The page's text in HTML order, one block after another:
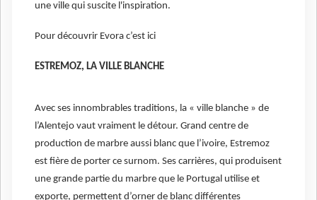
une ville qui suscite l'inspiration.
Pour découvrir Evora c’est ici
ESTREMOZ, LA VILLE BLANCHE
Avec ses innombrables traditions, la « ville blanche » de
l’Alentejo vaut vraiment le détour. Grand centre de
production de marbre aussi blanc que l’ivoire, Estremoz
est fière de porter ce surnom. Ses carrières, qui produisent
une grande partie du marbre que le Portugal utilise et
exporte, permettent d’orner de blanc différentes